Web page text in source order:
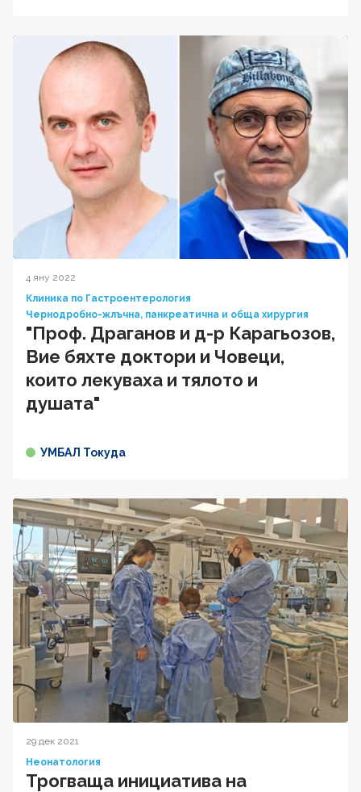
4 яну 2022
Клиника по Гастроентерология
Чернодробно-жлъчна, панкреатична и обща хирургия
"Проф. Драганов и д-р Карагьозов,
Вие бяхте доктори и Човеци,
които лекуваха и тялото и
душата"
УМБАЛ Токуда
29 дек 2021
Неонатология
Трогваща инициатива на